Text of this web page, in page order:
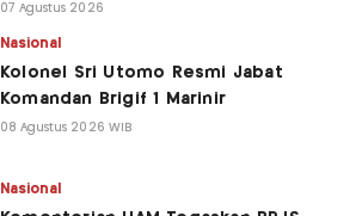
07 Agustus 2026
Nasional
Kolonel Sri Utomo Resmi Jabat
Komandan Brigif 1 Marinir
08 Agustus 2026 WIB
Nasional